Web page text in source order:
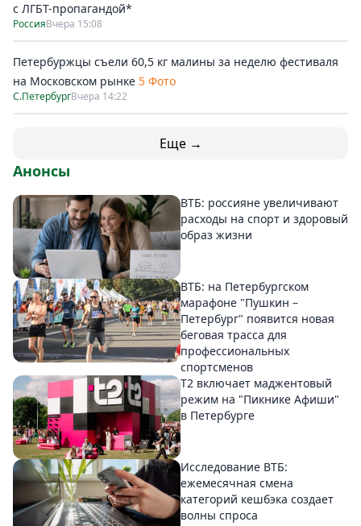
с ЛГБТ-пропагандой*
РоссияВчера 15:08
Петербуржцы съели 60,5 кг малины за неделю фестиваля
на Московском рынке 5 Фото
С.ПетербургВчера 14:22
Еще →
Анонсы
ВТБ: россияне увеличивают
расходы на спорт и здоровый
образ жизни
ВТБ: на Петербургском
марафоне "Пушкин –
Петербург" появится новая
беговая трасса для
профессиональных
спортсменов
Т2 включает маджентовый
режим на "Пикнике Афиши"
в Петербурге
Исследование ВТБ:
ежемесячная смена
категорий кешбэка создает
волны спроса